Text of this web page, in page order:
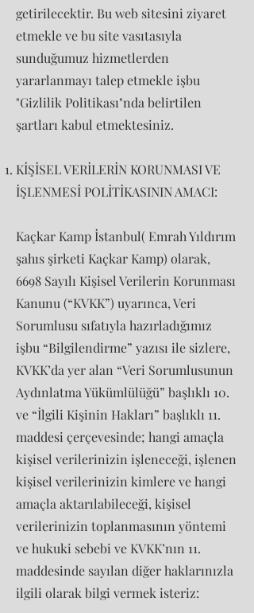
getirilecektir. Bu web sitesini ziyaret
etmekle ve bu site vasıtasıyla
sunduğumuz hizmetlerden
yararlanmayı talep etmekle işbu
"Gizlilik Politikası"nda belirtilen
şartları kabul etmektesiniz.
KİŞİSEL VERİLERİN KORUNMASI VE
İŞLENMESİ POLİTİKASININ AMACI:
Kaçkar Kamp İstanbul( Emrah Yıldırım
şahıs şirketi Kaçkar Kamp) olarak,
6698 Sayılı Kişisel Verilerin Korunması
Kanunu (“KVKK”) uyarınca, Veri
Sorumlusu sıfatıyla hazırladığımız
işbu “Bilgilendirme” yazısı ile sizlere,
KVKK’da yer alan “Veri Sorumlusunun
Aydınlatma Yükümlülüğü” başlıklı 10.
ve “İlgili Kişinin Hakları” başlıklı 11.
maddesi çerçevesinde; hangi amaçla
kişisel verilerinizin işleneceği, işlenen
kişisel verilerinizin kimlere ve hangi
amaçla aktarılabileceği, kişisel
verilerinizin toplanmasının yöntemi
ve hukuki sebebi ve KVKK’nın 11.
maddesinde sayılan diğer haklarınızla
ilgili olarak bilgi vermek isteriz: